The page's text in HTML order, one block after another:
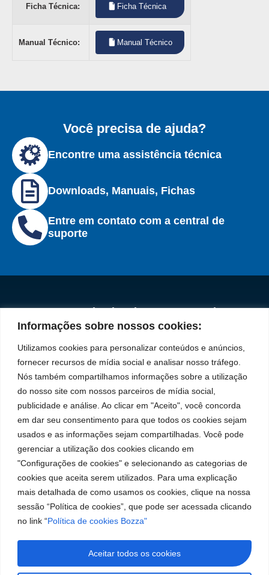
Informações sobre nossos cookies:
Utilizamos cookies para personalizar conteúdos e anúncios,
fornecer recursos de mídia social e analisar nosso tráfego.
Nós também compartilhamos informações sobre a utilização
do nosso site com nossos parceiros de mídia social,
publicidade e análise. Ao clicar em "Aceito", você concorda
em dar seu consentimento para que todos os cookies sejam
usados e as informações sejam compartilhadas. Você pode
gerenciar a utilização dos cookies clicando em
"Configurações de cookies" e selecionando as categorias de
cookies que aceita serem utilizados. Para uma explicação
mais detalhada de como usamos os cookies, clique na nossa
sessão “Política de cookies”, que pode ser acessada clicando
no link “Política de cookies Bozza"
Aceitar todos os cookies
Ficha Técnica: Ficha Técnica
Manual Técnico: Manual Técnico
Você precisa de ajuda?
Encontre uma assistência técnica
Downloads, Manuais, Fichas
Entre em contato com a central de
suporte
líder
em
fabricação
de
equipamentos
para
lubrificação
e
abastecimento
da
América
Sul.
Privacidade
de
Cookies
Institucional
Produtos
Assistências
Seja um
Trabalhe
Localização
Rua Tiradentes,
931 – Anexo
Anita Franchini,
50/96
Bairro: Santa
Terezinha
São Bernardo
do Campo – SP
CEP: 09780-
001
Conosco
5050
Redes
Sociais
Youtube
Instagram